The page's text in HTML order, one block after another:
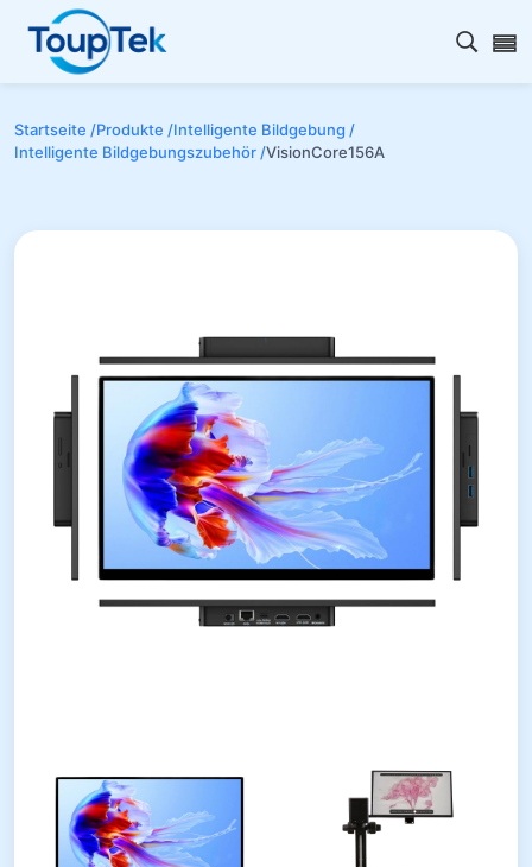
Open
Startseite /Produkte /Intelligente Bildgebung /
Intelligente Bildgebungszubehör /VisionCore156A